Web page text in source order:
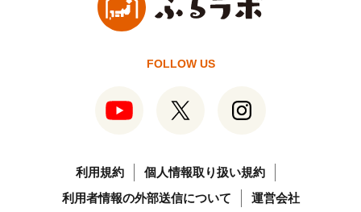
FOLLOW US
利用規約
個人情報取り扱い規約
利用者情報の外部送信について
運営会社